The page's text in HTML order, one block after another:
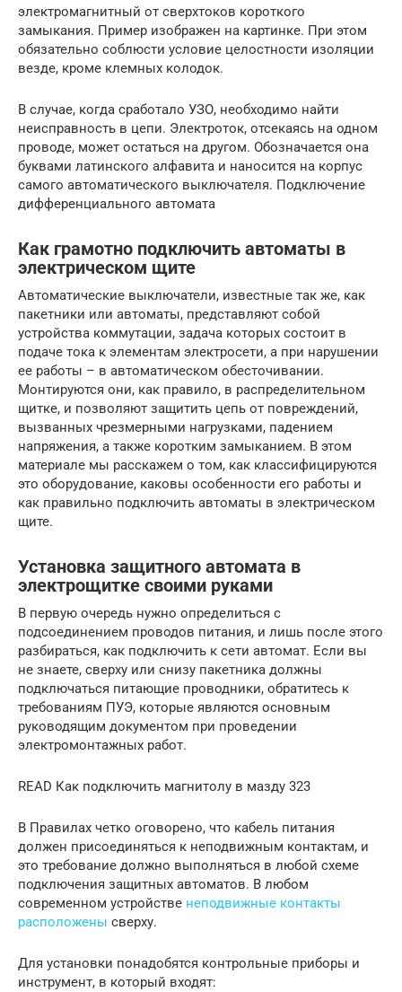
электромагнитный от сверхтоков короткого
замыкания. Пример изображен на картинке. При этом
обязательно соблюсти условие целостности изоляции
везде, кроме клемных колодок.
В случае, когда сработало УЗО, необходимо найти
неисправность в цепи. Электроток, отсекаясь на одном
проводе, может остаться на другом. Обозначается она
буквами латинского алфавита и наносится на корпус
самого автоматического выключателя. Подключение
дифференциального автомата
Как грамотно подключить автоматы в
электрическом щите
Автоматические выключатели, известные так же, как
пакетники или автоматы, представляют собой
устройства коммутации, задача которых состоит в
подаче тока к элементам электросети, а при нарушении
ее работы – в автоматическом обесточивании.
Монтируются они, как правило, в распределительном
щитке, и позволяют защитить цепь от повреждений,
вызванных чрезмерными нагрузками, падением
напряжения, а также коротким замыканием. В этом
материале мы расскажем о том, как классифицируются
это оборудование, каковы особенности его работы и
как правильно подключить автоматы в электрическом
щите.
Установка защитного автомата в
электрощитке своими руками
В первую очередь нужно определиться с
подсоединением проводов питания, и лишь после этого
разбираться, как подключить к сети автомат. Если вы
не знаете, сверху или снизу пакетника должны
подключаться питающие проводники, обратитесь к
требованиям ПУЭ, которые являются основным
руководящим документом при проведении
электромонтажных работ.
READ Как подключить магнитолу в мазду 323
В Правилах четко оговорено, что кабель питания
должен присоединяться к неподвижным контактам, и
это требование должно выполняться в любой схеме
подключения защитных автоматов. В любом
современном устройстве неподвижные контакты
расположены сверху.
Для установки понадобятся контрольные приборы и
инструмент, в который входят: